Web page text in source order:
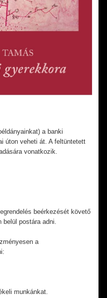
a banki
úton veheti át. A feltüntetett
vonatkozik.
beérkezését követő
postára adni.
a
munkánkat.